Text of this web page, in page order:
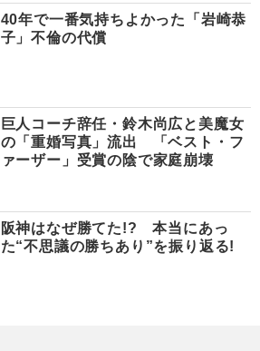
40年で一番気持ちよかった「岩崎恭
子」不倫の代償
巨人コーチ辞任・鈴木尚広と美魔女
の「重婚写真」流出 「ベスト・フ
ァーザー」受賞の陰で家庭崩壊
阪神はなぜ勝てた!? 本当にあっ
た“不思議の勝ちあり”を振り返る!